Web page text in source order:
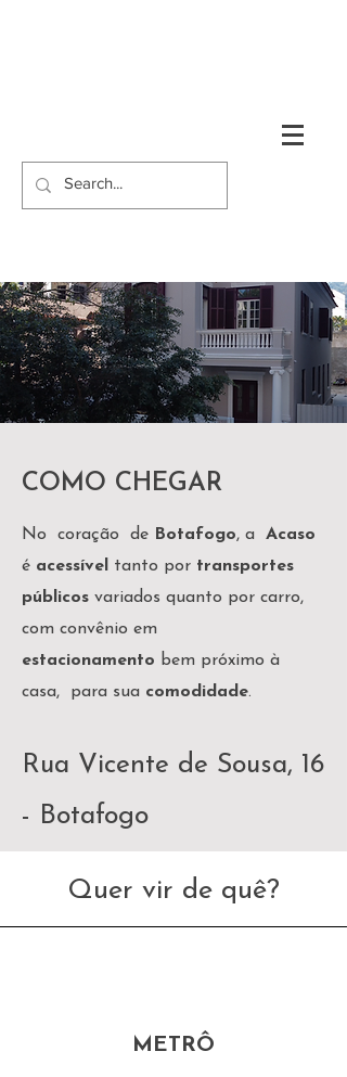
COMO CHEGAR
No coração de Botafogo, a Acaso
é acessível tanto por transportes
públicos variados quanto por carro,
com convênio em
estacionamento bem próximo à
casa, para sua comodidade.
Rua Vicente de Sousa, 16
- Botafogo
Quer vir de quê?
METRÔ